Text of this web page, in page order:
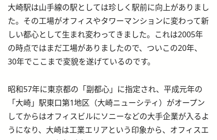
大崎駅は山手線の駅としては珍しく駅前に向上がありまし
た。その工場がオフィスやタワーマンションに変わって新
しい都心として生まれ変わってきました。これは2005年
の時点ではまだ工場がありましたので、ついこの20年、
30年でここまで変貌を遂げているのです。
昭和57年に東京都の「副都心」に指定され、平成元年の
「大崎」駅東口第1地区（大崎ニューシティ）がオープン
してからはオフィスビルにソニーなどの大手企業が入るよ
うになり、大崎は工業エリアという印象から、オフィスエ